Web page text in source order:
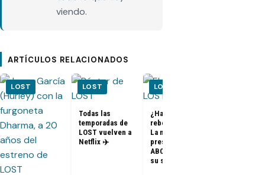
viendo.
ARTÍCULOS RELACIONADOS
LOST LOST
Todas las
temporadas de
LOST vuelven a
Netflix ✈️
LOST
¿Habrá un
reboot de Lost?
La nueva
presidenta de
ABC dice que es
su sueño